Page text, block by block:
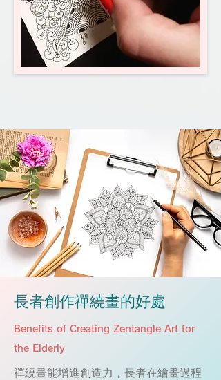
​長者創作禪繞畫的好處
Benefits of Creating Zentangle Art for
the Elderly
禪繞畫能增進創造力，長者在繪畫過程